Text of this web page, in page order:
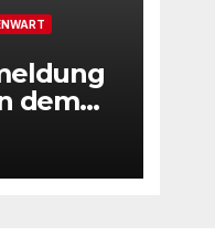
dem
auf
zum